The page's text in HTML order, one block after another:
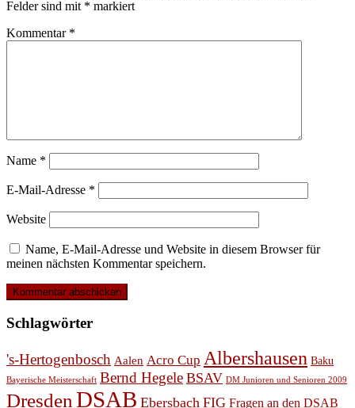
Felder sind mit * markiert
Kommentar *
Name *
E-Mail-Adresse *
Website
Name, E-Mail-Adresse und Website in diesem Browser für
meinen nächsten Kommentar speichern.
Schlagwörter
's-Hertogenbosch Aalen Acro Cup Albershausen Baku
Bayerische Meisterschaft Bernd Hegele BSAV DM Junioren und Senioren 2009
Dresden DSAB Ebersbach FIG Fragen an den DSAB